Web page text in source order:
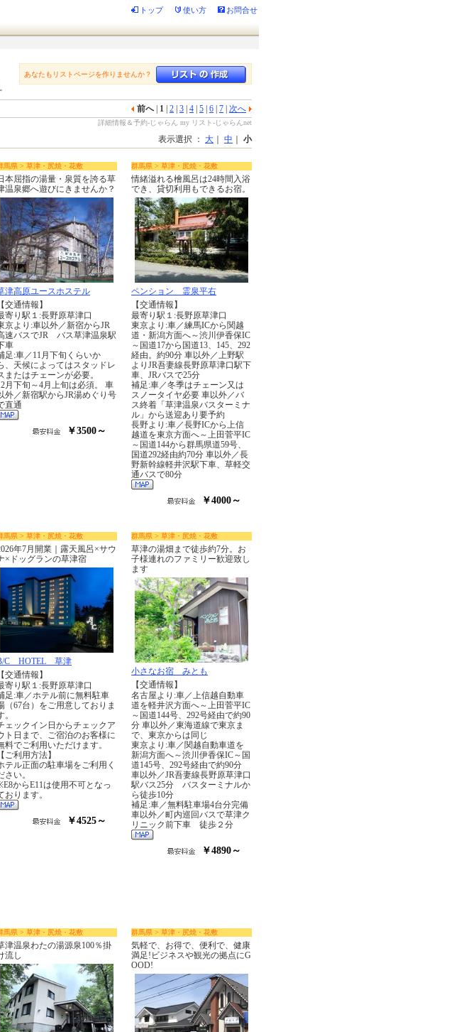
トップ 使い方 お問合せ
あなたもリストページを作りませんか？
前へ| 1 2 3 4 5 6 7 次へ
詳細情報＆予約-じゃらん my リスト-じゃらんnet
表示選択 ： 大 中 小
馬県 > 草津・尻焼・花敷
本屈指の湯量・泉質を誇る草
温泉郷へ遊びにきませんか？
津高原ユースホステル
【交通情報】
寄り駅１:長野原草津口
京より:車以外／新宿からJR
速バスでJR バス草津温泉駅
車
足:車／11月下旬くらいか
、天候によってはスタッドレ
またはチェーンが必要。
月下旬～4月上旬は必須。 車
外／新宿駅からJR湯めぐり号
直通
￥3500～
群馬県 > 草津・尻焼・花敷
情緒溢れる檜風呂は24時間入浴
でき、貸切利用もできるお宿。
ペンション 霊泉平右
【交通情報】
最寄り駅１:長野原草津口
東京より:車／練馬ICから関越
道・新潟方面へ～渋川伊香保IC
～国道17から国道13、145、292
経由。約90分 車以外／上野駅
よりJR吾妻線長野原草津口駅下
車、JRバスで25分
補足:車／冬季はチェーン又は
スノータイヤ必要 車以外／バ
ス終着「草津温泉バスターミナ
ル」から送迎あり要予約
長野より:車／長野ICから上信
越道を東京方面へ～上田菅平IC
～国道144から群馬県道59号、
国道292経由約70分 車以外／長
野新幹線軽井沢駅下車、草軽交
通バスで80分
￥4000～
馬県 > 草津・尻焼・花敷
年7月開業｜露天風呂×サウ
×ドッグランの草津宿
C HOTEL 草津
【交通情報】
寄り駅１:長野原草津口
足:車／ホテル前に無料駐車
（67台）をご用意しておりま
。
ェックイン日からチェックア
ト日まで、ご宿泊のお客様に
料でご利用いただけます。
【ご利用方法】
テル正面の駐車場をご利用く
さい。
からE11は使用不可となっ
おります。
￥4525～
群馬県 > 草津・尻焼・花敷
草津の湯畑まで徒歩約7分。お
子様連れのファミリー歓迎致し
ます
小さなお宿 みとも
【交通情報】
名古屋より:車／上信越自動車
道を軽井沢方面へ～上田菅平IC
～国道144号、292号経由で約90
分 車以外／東海道線で東京ま
で、東京からは同じ
東京より:車／関越自動車道を
新潟方面へ～渋川伊香保IC～国
道145号、292号経由で約90分
車以外／JR吾妻線長野原草津口
駅バス25分 バスターミナルか
ら徒歩10分
補足:車／無料駐車場4台分完備
車以外／町内巡回バスで草津ク
リニック前下車 徒歩２分
￥4890～
馬県 > 草津・尻焼・花敷
津温泉わたの湯源泉100％掛
流し
群馬県 > 草津・尻焼・花敷
気軽で、お得で、便利で、健康
満足!ビジネスや観光の拠点にG
OOD!